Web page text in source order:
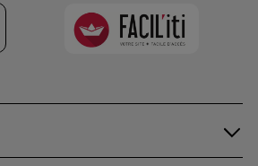
Faciliti